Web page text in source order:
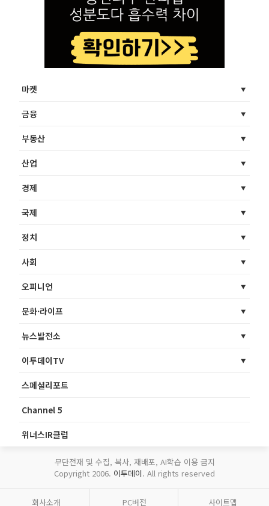
마켓
금융
부동산
산업
경제
국제
정치
사회
오피니언
문화·라이프
뉴스발전소
이투데이TV
스페셜리포트
Channel 5
위너스IR클럽
무단전재 및 수집, 복사, 재배포, AI학습 이용 금지
Copyright 2006. 이투데이. All rights reserved
회사소개 PC버전 사이트맵